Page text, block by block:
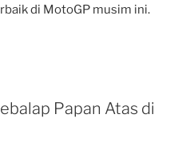
di MotoGP musim ini.
Papan Atas di